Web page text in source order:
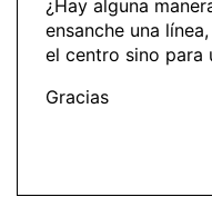
¿Hay alguna
ensanche una
el centro sino para
Gracias